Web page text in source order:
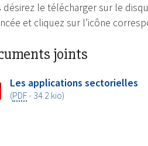
désirez le télécharger sur le
et cliquez sur l’icône
joints
Les applications sectorielles
(PDF- 34.2 kio)